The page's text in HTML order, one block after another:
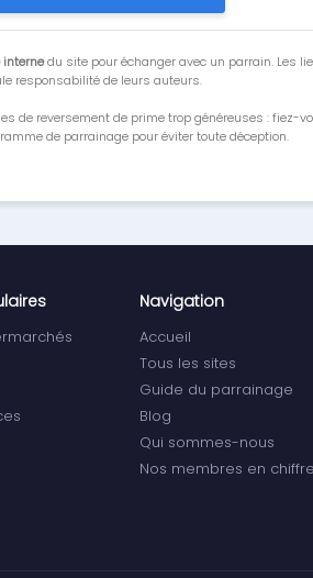
du site pour échanger avec un parrain. Les
responsabilité de leurs auteurs.
de reversement de prime trop généreuses : fiez-
de parrainage pour éviter toute déception.
Navigation
Accueil
Tous les sites
Guide du parrainage
Blog
Qui sommes-nous
Nos membres en